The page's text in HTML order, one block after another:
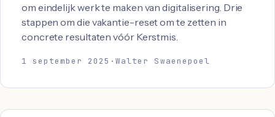
om eindelijk werk te maken van digitalisering. Drie
stappen om die vakantie-reset om te zetten in
concrete resultaten vóór Kerstmis.
1 september 2025 ·Walter Swaenepoel